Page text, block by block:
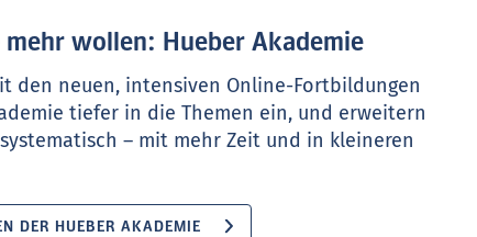
mehr wollen: Hueber Akademie
den neuen, intensiven Online-Fortbildungen
tiefer in die Themen ein, und erweitern
– mit mehr Zeit und in kleineren
DER HUEBER AKADEMIE